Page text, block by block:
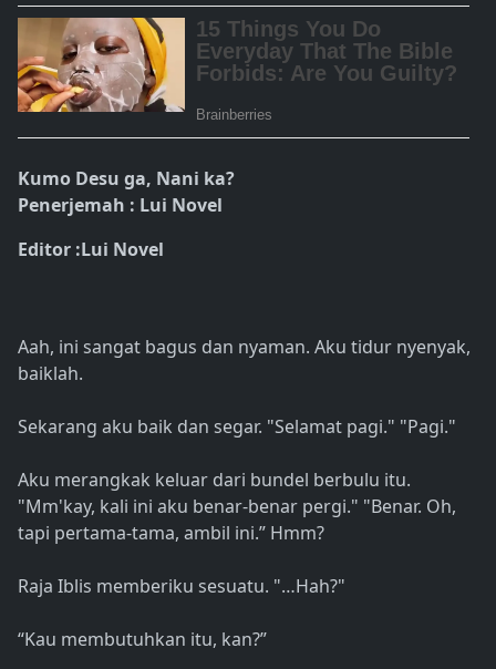
Kumo Desu ga, Nani ka?
Penerjemah : Lui Novel
Editor :Lui Novel
Aah, ini sangat bagus dan nyaman. Aku tidur nyenyak,
baiklah.
Sekarang aku baik dan segar. "Selamat pagi." "Pagi."
Aku merangkak keluar dari bundel berbulu itu.
"Mm'kay, kali ini aku benar-benar pergi." "Benar. Oh,
tapi pertama-tama, ambil ini.” Hmm?
Raja Iblis memberiku sesuatu. "…Hah?"
“Kau membutuhkan itu, kan?”